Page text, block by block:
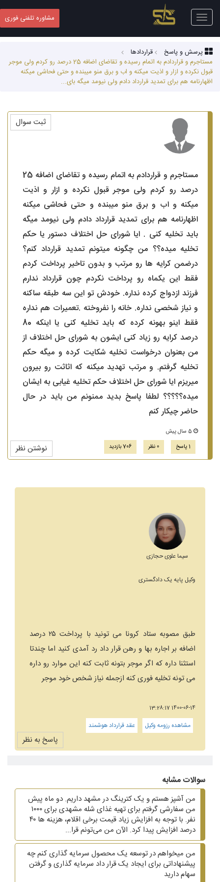
Toggle
navigation
مشاوره تلفنی فوری
پرسش و پاسخ
قراردادها
مستاجرم و قراردادم به اتمام رسیده و تقاضای اضافه 25 درصد رو کردم ولی موجر
قبول نکرده و ازار و اذیت میکنه و اب و برق منو میبنده و حتی فحاشی میکنه
اظهارنامه هم برای تمدید قرارداد دادم ولی نیومد میگه بای...
مستاجرم و قراردادم به اتمام رسیده و تقاضای اضافه 25
درصد رو کردم ولی موجر قبول نکرده و ازار و اذیت
میکنه و اب و برق منو میبنده و حتی فحاشی میکنه
اظهارنامه هم برای تمدید قرارداد دادم ولی نیومد میگه
باید تخلیه کنی . ایا شورای حل اختلاف دستور یا حکم
تخلیه میده؟؟ من چگونه میتونم تمدید قرارداد کنم؟
درضمن کرایه ها رو مرتب و بدون تاخیر پرداخت کردم
فقط این یکماه رو پرداخت نکردم چون قرارداد ندارم
فرزند ازدواج کرده نداره. خودش تو این سه طبقه ساکنه
و نیاز شخصی نداره. خانه را نفروخته .تعمیرات هم نداره
فقط اینو بهونه کرده که باید تخلیه کنی یا اینکه 80
درصد کرایه رو زیاد کنی ایشون به شورای حل اختلاف از
من بعنوان درخواست تخلیه شکایت کرده و میگه حکم
تخلیه گرفتم. و مرتب تهدید میکنه که اثاثت رو بیرون
میریزم ایا شورای حل اختلاف حکم تخلیه غیابی به ایشان
میده؟؟؟؟؟ لطفا پاسخ بدید ممنونم من باید در حال
حاضر چیکار کنم
1 پاسخ
0 نظر 706 بازدید نوشتن نظر
ثبت سوال
سیما علوی حجازی
وکیل پایه یک دادگستری
طبق مصوبه ستاد کرونا می تونید با پرداخت ۲۵ درصد
اضافه بر اجاره بها و رهن قرار داد رد آمدی کنید اما چندتا
استثنا داره که اگر موجر بتونه ثابت کنه این موارد رو داره
می تونه تخلیه فوری کنه ازجمله نیاز شخص خود موجر
1400-06-14 13:28:17
مشاهده رزومه وکیل عقد قرارداد هوشمند
پاسخ به نظر
سوالات مشابه
من آشپز هستم و یک کترینگ در مشهد داریم. دو ماه پیش
من سفارشی گرفتم برای تهیه غذای شله مشهدی برای ۱۰۰۰
نفر. با توجه به افزایش زیاد قیمت برخی اقلام، هزینه ها ۴۰
درصد افزایش پیدا کرد. الآن من می‌تونم قرا...
من میخواهم در توسعه یک محصول سرمایه گذاری کنم چه
پیشنهاداتی برای ایجاد یک قرار داد سرمایه گذاری و گرفتن
سهام دارید